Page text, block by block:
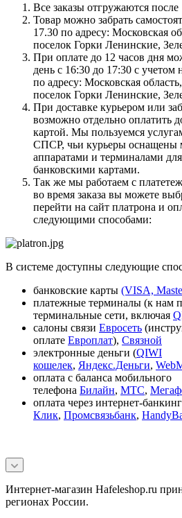
Все заказы отгружаются
Товар можно забрать
17.30 по адресу: Московская
поселок Горки Ленинские,
При оплате до 12 часов дня
день с 16:30 до 17:30 с учетом
по адресу: Московская
поселок Горки Ленинские,
При доставке курьером или
возможно отдельно оплатить
картой. Мы пользуемся
СПСР, чьи курьеры оснащены
аппаратами и терминалами
банковскими картами.
Так же мы работаем с
во время заказа вы можете
перейти на сайт платрона и
следующими способами:
В системе доступны следующие
банковские карты (VISA,
платежные терминалы (к нам
терминальные сети, включая
салоны связи Евросеть
оплате Европлат), Связной
электронные деньги (QIWI
кошелек, Яндекс.Деньги,
оплата с баланса мобильного
телефона Билайн, МТС,
оплата через интернет-банкинг
Клик, Промсвязьбанк,
Интернет-магазин Hafeleshop.ru
регионах России.